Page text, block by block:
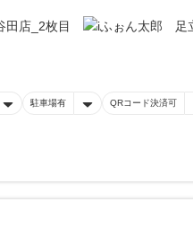
駐車場有 QRコード決済可